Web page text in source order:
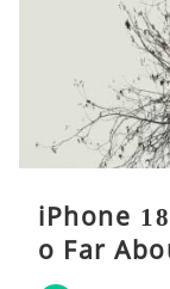
iPhone
o Far